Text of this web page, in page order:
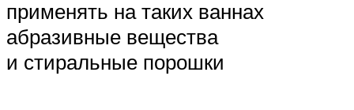
применять на таких ваннах
абразивные вещества
и стиральные порошки